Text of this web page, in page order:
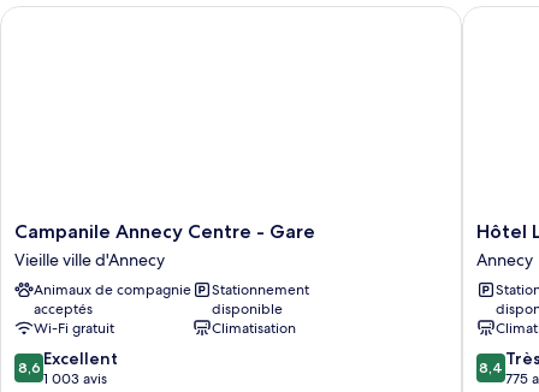
PEOPLE,
WITH
Campanile
Annecy
Centre
-
Gare
Vieille
ville
d'Annecy
Campanile Annecy Centre - Gare
Vieille ville d'Annecy
Animaux de compagnie
acceptés
Stationnement
disponible
Wi-Fi gratuit
Climatisation
8.6
sur
8,6 Excellent
1 003 avis
Campanile Annecy Centre - Gare
Hôtel
Les
Muses
Annecy
Hôtel
Annecy
8.4
sur
8,4
775
Hôtel